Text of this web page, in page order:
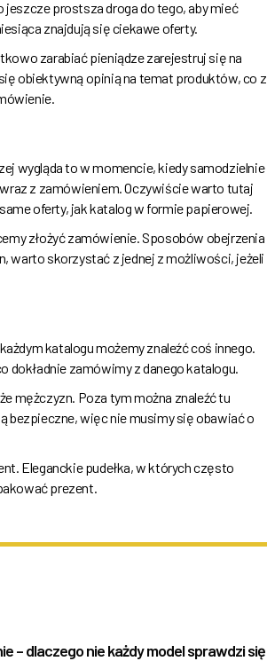
jeszcze prostsza droga do tego, aby mieć
znajdują się ciekawe oferty.
zarabiać pieniądze zarejestruj się na
obiektywną opinią na temat produktów, co z
wygląda to w momencie, kiedy samodzielnie
z zamówieniem. Oczywiście warto tutaj
oferty, jak katalog w formie papierowej.
złożyć zamówienie. Sposobów obejrzenia
warto skorzystać z jednej z możliwości, jeżeli
katalogu możemy znaleźć coś innego.
dokładnie zamówimy z danego katalogu.
mężczyzn. Poza tym można znaleźć tu
bezpieczne, więc nie musimy się obawiać o
Eleganckie pudełka, w których często
prezent.
– dlaczego nie każdy model sprawdzi się